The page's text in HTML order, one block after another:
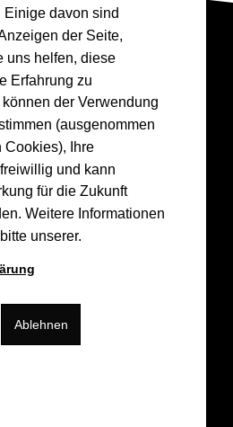
davon sind
der Seite,
uns helfen, diese
Erfahrung zu
der Verwendung
(ausgenommen
Cookies), Ihre
und kann
für die Zukunft
Weitere Informationen
unserer.
Ablehnen